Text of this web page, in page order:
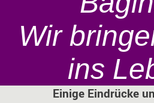
Wir
ins
Einige Eindrücke